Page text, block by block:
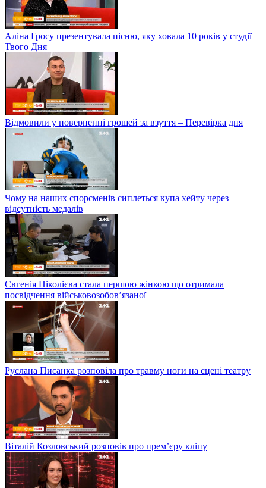
Аліна Гросу презентувала пісню, яку ховала 10 років у студії
Твого Дня
Відмовили у поверненні грошей за взуття – Перевірка дня
Чому на наших спорсменів сиплеться купа хейту через
відсутність медалів
Євгенія Ніколієва стала першою жінкою що отримала
посвідчення військовозобов’язаної
Руслана Писанка розповіла про травму ноги на сцені театру
Віталій Козловський розповів про прем’єру кліпу